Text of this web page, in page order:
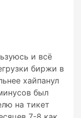
и всё
биржи в
хайпанул
был
на тикет